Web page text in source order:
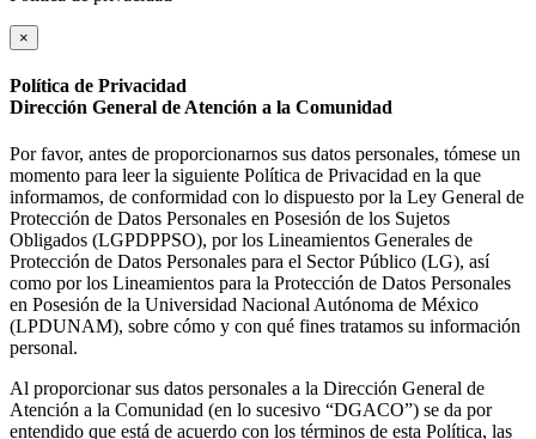
×
Política de Privacidad
Dirección General de Atención a la Comunidad
Por favor, antes de proporcionarnos sus datos personales, tómese un
momento para leer la siguiente Política de Privacidad en la que
informamos, de conformidad con lo dispuesto por la Ley General de
Protección de Datos Personales en Posesión de los Sujetos
Obligados (LGPDPPSO), por los Lineamientos Generales de
Protección de Datos Personales para el Sector Público (LG), así
como por los Lineamientos para la Protección de Datos Personales
en Posesión de la Universidad Nacional Autónoma de México
(LPDUNAM), sobre cómo y con qué fines tratamos su información
personal.
Al proporcionar sus datos personales a la Dirección General de
Atención a la Comunidad (en lo sucesivo “DGACO”) se da por
entendido que está de acuerdo con los términos de esta Política, las